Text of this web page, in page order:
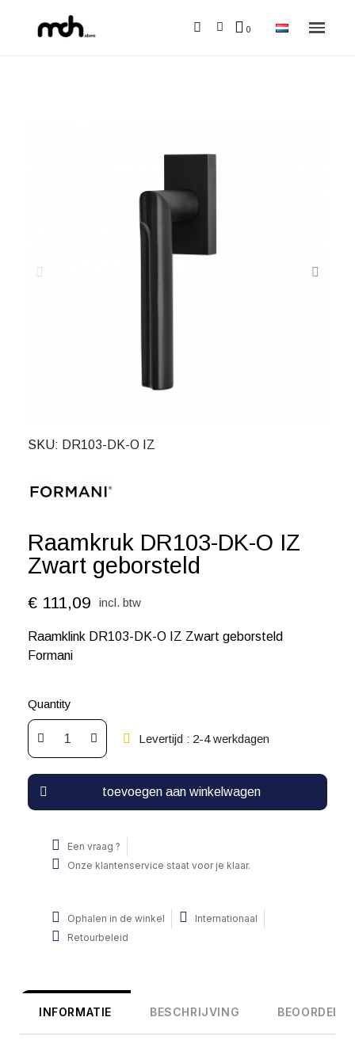
SKU DR103-DK-O IZ
Raamkruk DR103-DK-O IZ
Zwart geborsteld
€ 111,09 incl. btw
Raamklink DR103-DK-O IZ Zwart geborsteld
Formani
Quantity
Levertijd : 2-4 werkdagen
toevoegen aan winkelwagen
Een vraag ?
Onze klantenservice staat voor je klaar.
Ophalen in de winkel
Internationaal
Retourbeleid
INFORMATIE BESCHRIJVING